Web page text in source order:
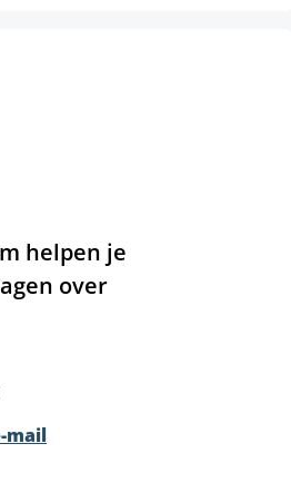
helpen je
over
mail